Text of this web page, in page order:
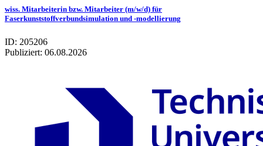
wiss. Mitarbeiterin bzw. Mitarbeiter (m/w/d) für
Faserkunststoffverbundsimulation und -modellierung
ID: 205206
Publiziert: 06.08.2026